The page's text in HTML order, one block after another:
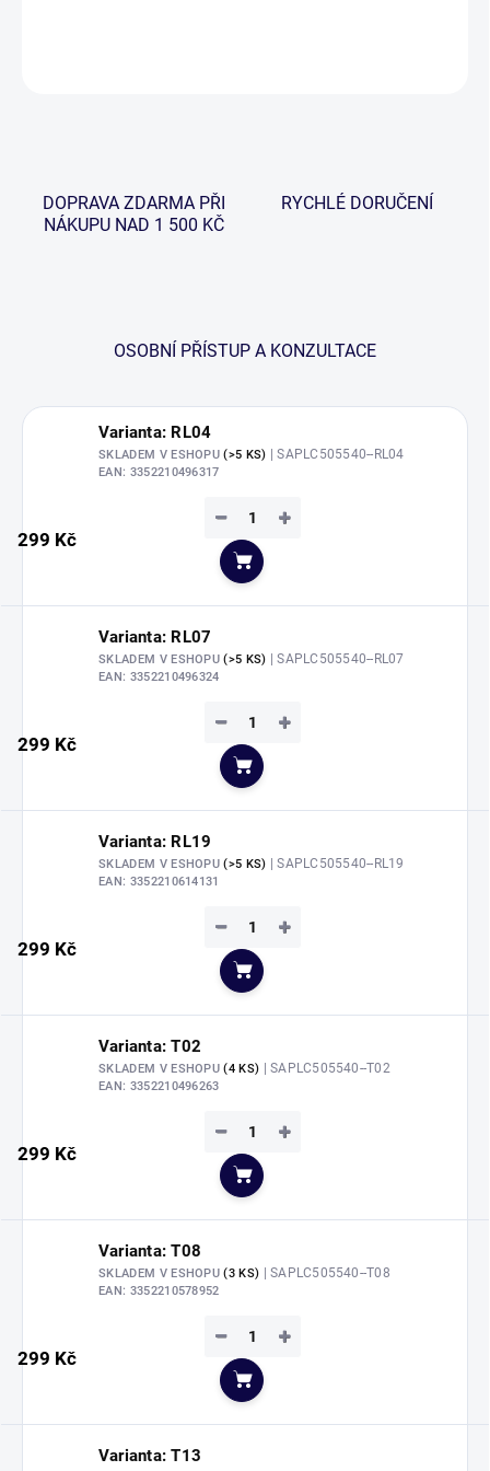
DOPRAVA ZDARMA PŘI
NÁKUPU NAD 1 500 KČ
RYCHLÉ DORUČENÍ
OSOBNÍ PŘÍSTUP A KONZULTACE
Varianta: RL04
SKLADEM V ESHOPU(>5 KS) | SAPLC505540--RL04
EAN: 3352210496317
299 Kč
+
−
Do košíku
Varianta: RL07
SKLADEM V ESHOPU(>5 KS) | SAPLC505540--RL07
EAN: 3352210496324
299 Kč
+
−
Do košíku
Varianta: RL19
SKLADEM V ESHOPU(>5 KS) | SAPLC505540--RL19
EAN: 3352210614131
299 Kč
+
−
Do košíku
Varianta: T02
SKLADEM V ESHOPU(4 KS) | SAPLC505540--T02
EAN: 3352210496263
299 Kč
+
−
Do košíku
Varianta: T08
SKLADEM V ESHOPU(3 KS) | SAPLC505540--T08
EAN: 3352210578952
299 Kč
+
−
Do košíku
Varianta: T13